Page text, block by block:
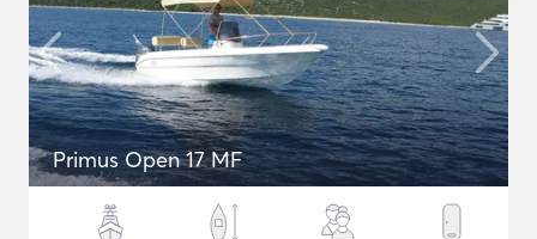
Primus Open 17 MF